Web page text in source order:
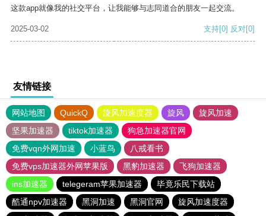
这款app就像我的社交平台，让我能够与志同道合的朋友一起交流。
2025-03-02 支持[0] 反对[0]
友情链接
网站地图 QuickQ 旋风加速度器 旋风
旋风加速
坚果加速器
tiktok加速器
狗急加速器官网
免费vqn外网加速
小蓝鸟
八戒看书
免费vps加速器外网苹果版
黑豹加速器
飞狗加速器
ins加速器
telegeram苹果加速器
毕竟乐民下载站
酷通npv加速器
黑洞加速 黑洞官网
旋风加速度器